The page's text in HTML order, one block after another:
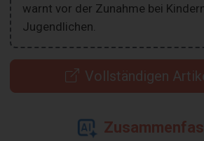
warnt vor der Zunahme bei
Jugendlichen.
Vollständigen